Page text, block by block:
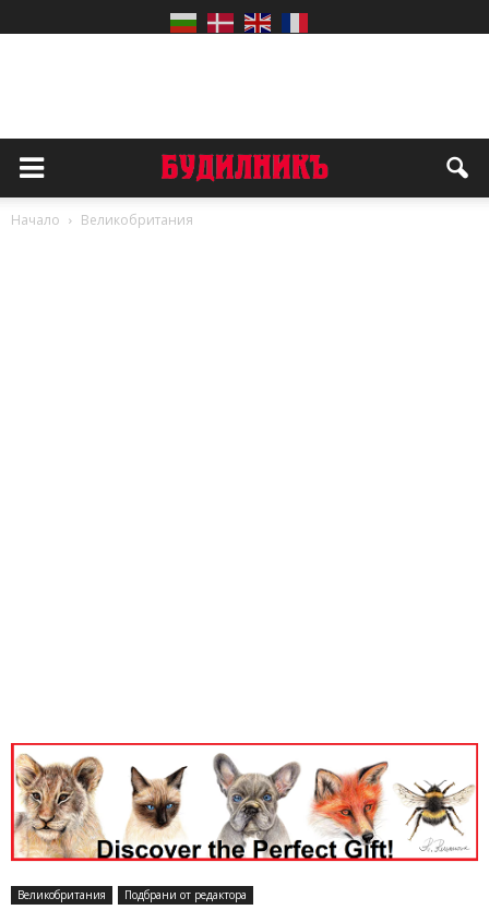
Начало Великобритания
Великобритания Подбрани от редактора